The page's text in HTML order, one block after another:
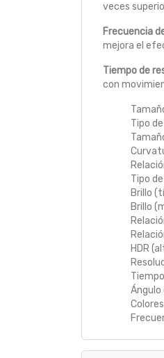
veces
Frecuencia
mejora el
Tiempo de
con
Tipo
Tipo
Brillo
Brillo
HDR
Ángulo